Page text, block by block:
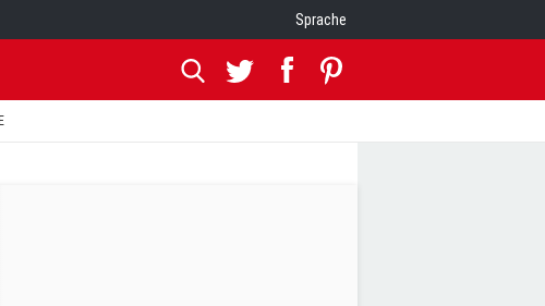
Sprache